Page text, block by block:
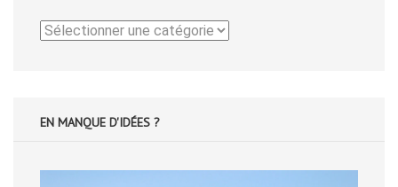
Catégories
EN MANQUE D'IDÉES ?